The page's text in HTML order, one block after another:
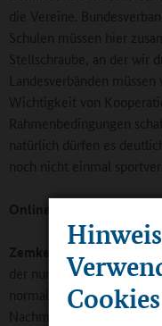
Cookies
die Vereine.
Schulen müssen hier
Stellschraube, an der wir
Landesverbänden
Wichtigkeit von
Rahmenbedingungen
natürlich dürfen es
noch nicht einmal
Online-Redaktion:
Zemke:
Häufig sind es
der nur ehrenamtliche
normal beruflich tätig
Nachmittag angeboten